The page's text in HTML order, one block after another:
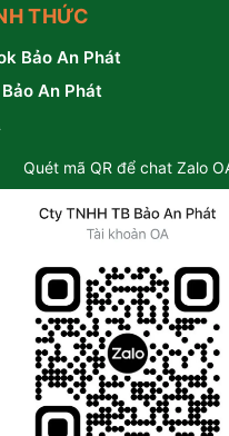
THỨC
Bảo An Phát
An Phát
Quét mã QR để chat Zalo